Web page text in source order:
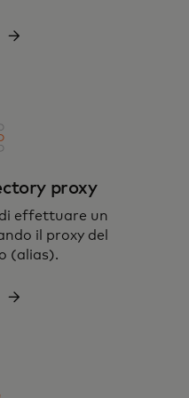
proxy
effettuare un
il proxy del
(alias).